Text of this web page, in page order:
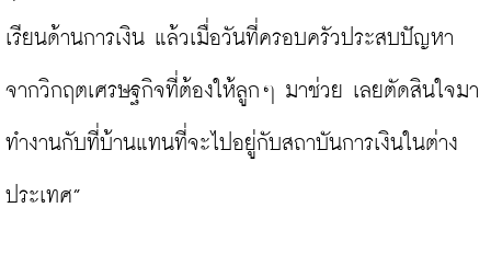
เรียนด้านการเงิน แล้วเมื่อวันที่ครอบครัวประสบปัญหา
จากวิกฤตเศรษฐกิจที่ต้องให้ลูกๆ มาช่วย เลยตัดสินใจมา
ทำงานกับที่บ้านแทนที่จะไปอยู่กับสถาบันการเงินในต่าง
ประเทศ”